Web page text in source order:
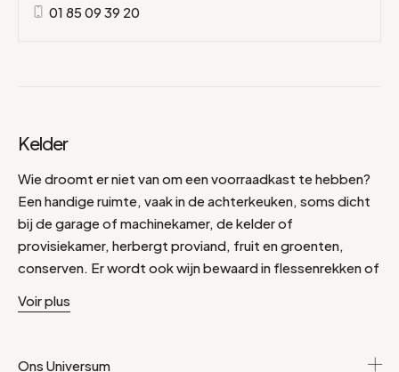
01 85 09 39 20
Kelder
Wie droomt er niet van om een voorraadkast te hebben?
Een handige ruimte, vaak in de achterkeuken, soms dicht
bij de garage of machinekamer, de kelder of
provisiekamer, herbergt proviand, fruit en groenten,
conserven. Er wordt ook wijn bewaard in flessenrekken of
praktische huishoudelijke artikelen zoals schoenen of
Voir plus
Ons Universum